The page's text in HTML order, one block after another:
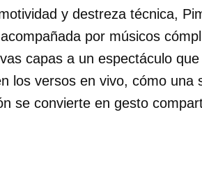
y destreza técnica,
por músicos
capas a un espectáculo
los versos en vivo, cómo una
se convierte en gesto